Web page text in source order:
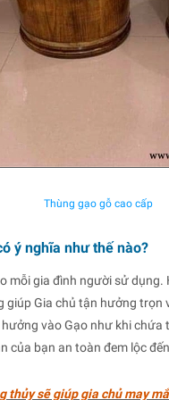
Thùng gạo gỗ cao cấp
ý nghĩa như thế nào?
mỗi gia đình người sử
giúp Gia chủ tận hưởng trọn
vào Gạo như khi chứa
của bạn an toàn đem lộc
thủy sẽ giúp gia chủ may